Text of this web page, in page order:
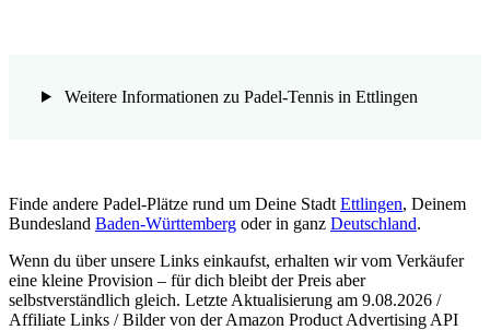
Weitere Informationen zu Padel-Tennis in Ettlingen
Finde andere Padel-Plätze rund um Deine Stadt Ettlingen, Deinem
Bundesland Baden-Württemberg oder in ganz Deutschland.
Wenn du über unsere Links einkaufst, erhalten wir vom Verkäufer
eine kleine Provision – für dich bleibt der Preis aber
selbstverständlich gleich. Letzte Aktualisierung am 9.08.2026 /
Affiliate Links / Bilder von der Amazon Product Advertising API